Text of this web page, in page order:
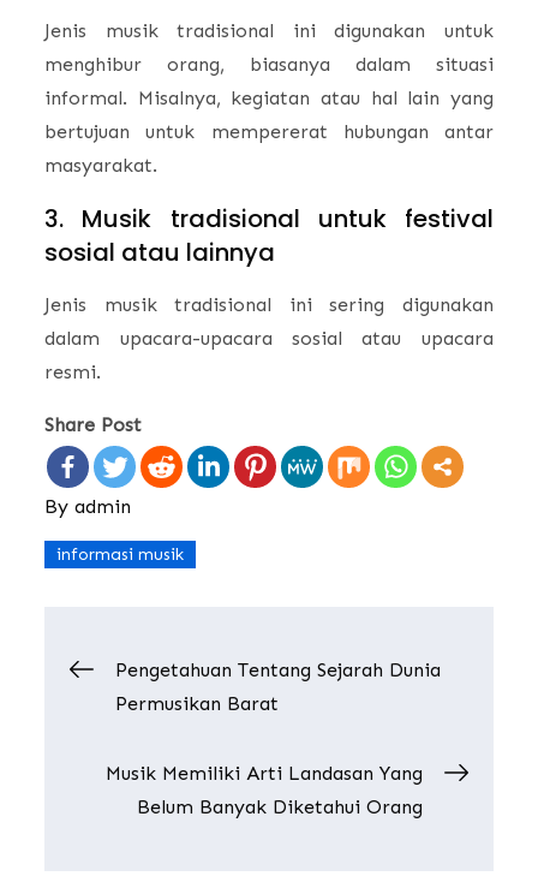
Jenis musik tradisional ini digunakan untuk
menghibur orang, biasanya dalam situasi
informal. Misalnya, kegiatan atau hal lain yang
bertujuan untuk mempererat hubungan antar
masyarakat.
3. Musik tradisional untuk festival
sosial atau lainnya
Jenis musik tradisional ini sering digunakan
dalam upacara-upacara sosial atau upacara
resmi.
Share Post
Byadmin
informasi musik
Post
navigation
Pengetahuan Tentang Sejarah Dunia
Permusikan Barat
Musik Memiliki Arti Landasan Yang
Belum Banyak Diketahui Orang